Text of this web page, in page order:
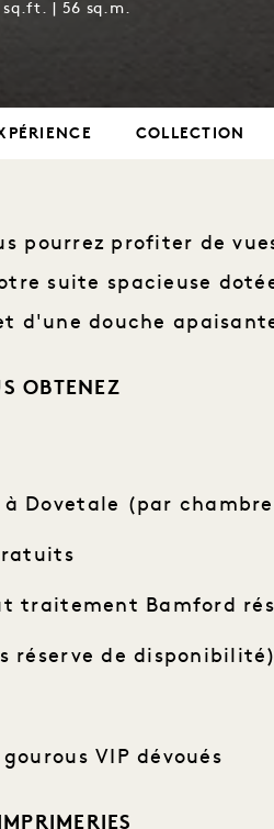
sq.ft. | 56 sq.m.
COLLECTION
pourrez profiter de
suite spacieuse
d'une douche
OBTENEZ
Dovetale (par
traitement Bamford
réserve de disponibilité)
VIP dévoués